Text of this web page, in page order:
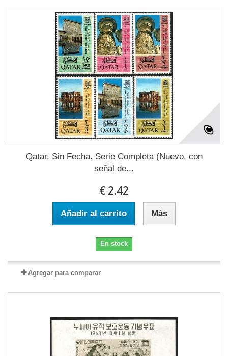
Qatar. Sin Fecha. Serie Completa (Nuevo, con
señal de...
€ 2.42
Añadir al carrito Más
En stock
Agregar para comparar